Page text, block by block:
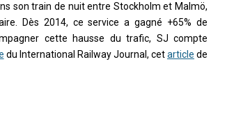
son train de nuit entre Stockholm et Malmö,
Dès 2014, ce service a gagné +65% de
cette hausse du trafic, SJ compte
du International Railway Journal, cetarticle de